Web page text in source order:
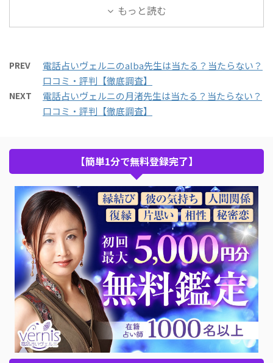
もっと読む
PREV
電話占いヴェルニのalba先生は当たる？当たらない？
口コミ・評判【徹底調査】
NEXT
電話占いヴェルニの月渚先生は当たる？当たらない？
口コミ・評判【徹底調査】
【簡単1分で無料登録完了】